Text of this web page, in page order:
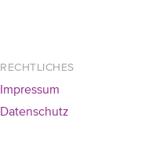
RECHTLICHES
Impressum
Datenschutz